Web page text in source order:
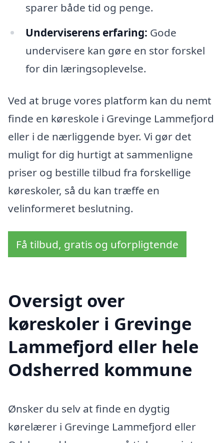
sparer både tid og penge.
Underviserens erfaring: Gode
undervisere kan gøre en stor forskel
for din læringsoplevelse.
Ved at bruge vores platform kan du nemt
finde en køreskole i Grevinge Lammefjord
eller i de nærliggende byer. Vi gør det
muligt for dig hurtigt at sammenligne
priser og bestille tilbud fra forskellige
køreskoler, så du kan træffe en
velinformeret beslutning.
Få tilbud, gratis og uforpligtende
Oversigt over
køreskoler i Grevinge
Lammefjord eller hele
Odsherred kommune
Ønsker du selv at finde en dygtig
kørelærer i Grevinge Lammefjord eller